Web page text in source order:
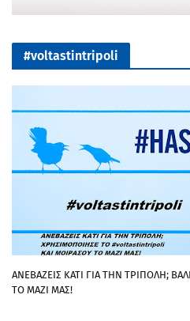
#voltastintripoli
ΑΝΕΒΑΖΕΙΣ ΚΑΤΙ ΓΙΑ ΤΗΝ ΤΡΙΠΟΛΗ;
ΤΟ ΜΑΖΙ ΜΑΣ!